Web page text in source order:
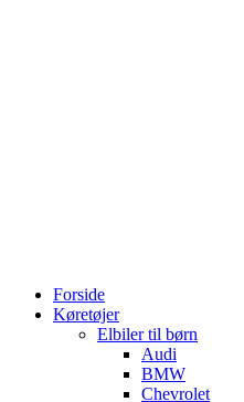
Forside
Køretøjer
Elbiler til børn
Audi
BMW
Chevrolet